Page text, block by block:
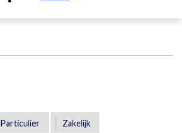
Particulier Zakelijk